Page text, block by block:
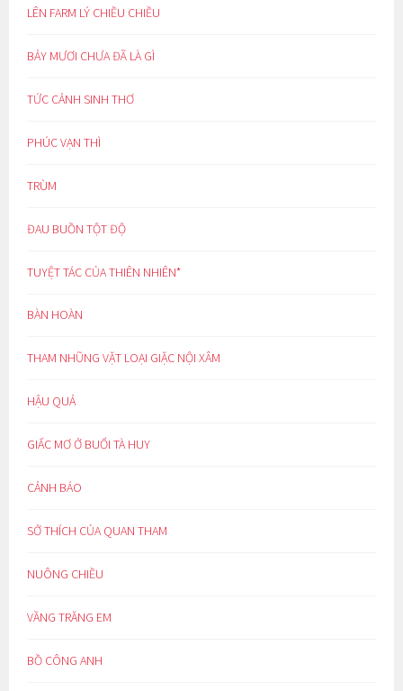
LÊN FARM LÝ CHIỀU CHIỀU
BẢY MƯƠI CHƯA ĐÃ LÀ GÌ
TỨC CẢNH SINH THƠ
PHÚC VẠN THÌ
TRÙM
ĐAU BUỒN TỘT ĐỘ
TUYỆT TÁC CỦA THIÊN NHIÊN*
BÀN HOÀN
THAM NHŨNG VẶT LOẠI GIẶC NỘI XÂM
HẬU QUẢ
GIẤC MƠ Ở BUỔI TÀ HUY
CẢNH BÁO
SỞ THÍCH CỦA QUAN THAM
NUÔNG CHIỀU
VẦNG TRĂNG EM
BỒ CÔNG ANH